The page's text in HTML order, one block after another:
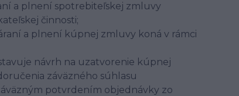
a plnení spotrebiteľskej zmluvy
činnosti;
a plnení kúpnej zmluvy koná v rámci
návrh na uzatvorenie kúpnej
záväzného súhlasu
potvrdením objednávky zo